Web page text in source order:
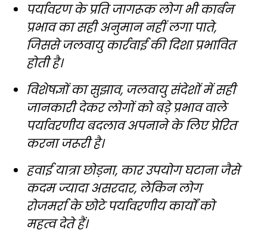
पर्यावरण के प्रति जागरूक लोग भी कार्बन
प्रभाव का सही अनुमान नहीं लगा पाते,
जिससे जलवायु कार्रवाई की दिशा प्रभावित
होती है।
विशेषज्ञों का सुझाव, जलवायु संदेशों में सही
जानकारी देकर लोगों को बड़े प्रभाव वाले
पर्यावरणीय बदलाव अपनाने के लिए प्रेरित
करना जरूरी है।
हवाई यात्रा छोड़ना, कार उपयोग घटाना जैसे
कदम ज्यादा असरदार, लेकिन लोग
रोजमर्रा के छोटे पर्यावरणीय कार्यों को
महत्व देते हैं।